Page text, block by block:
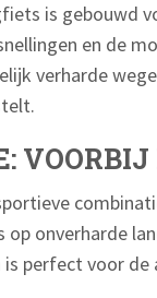
is gebouwd
en de
verharde
op onverharde
is perfect voor